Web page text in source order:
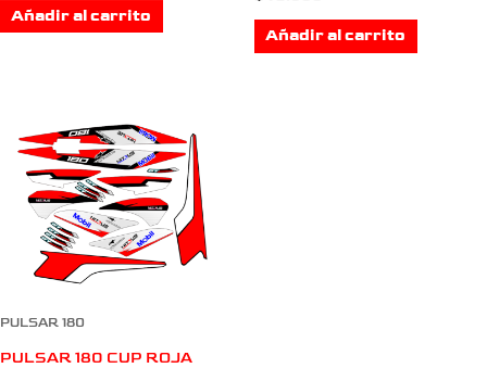
Añadir al carrito
Añadir al carrito
PULSAR 180
PULSAR 180 CUP ROJA